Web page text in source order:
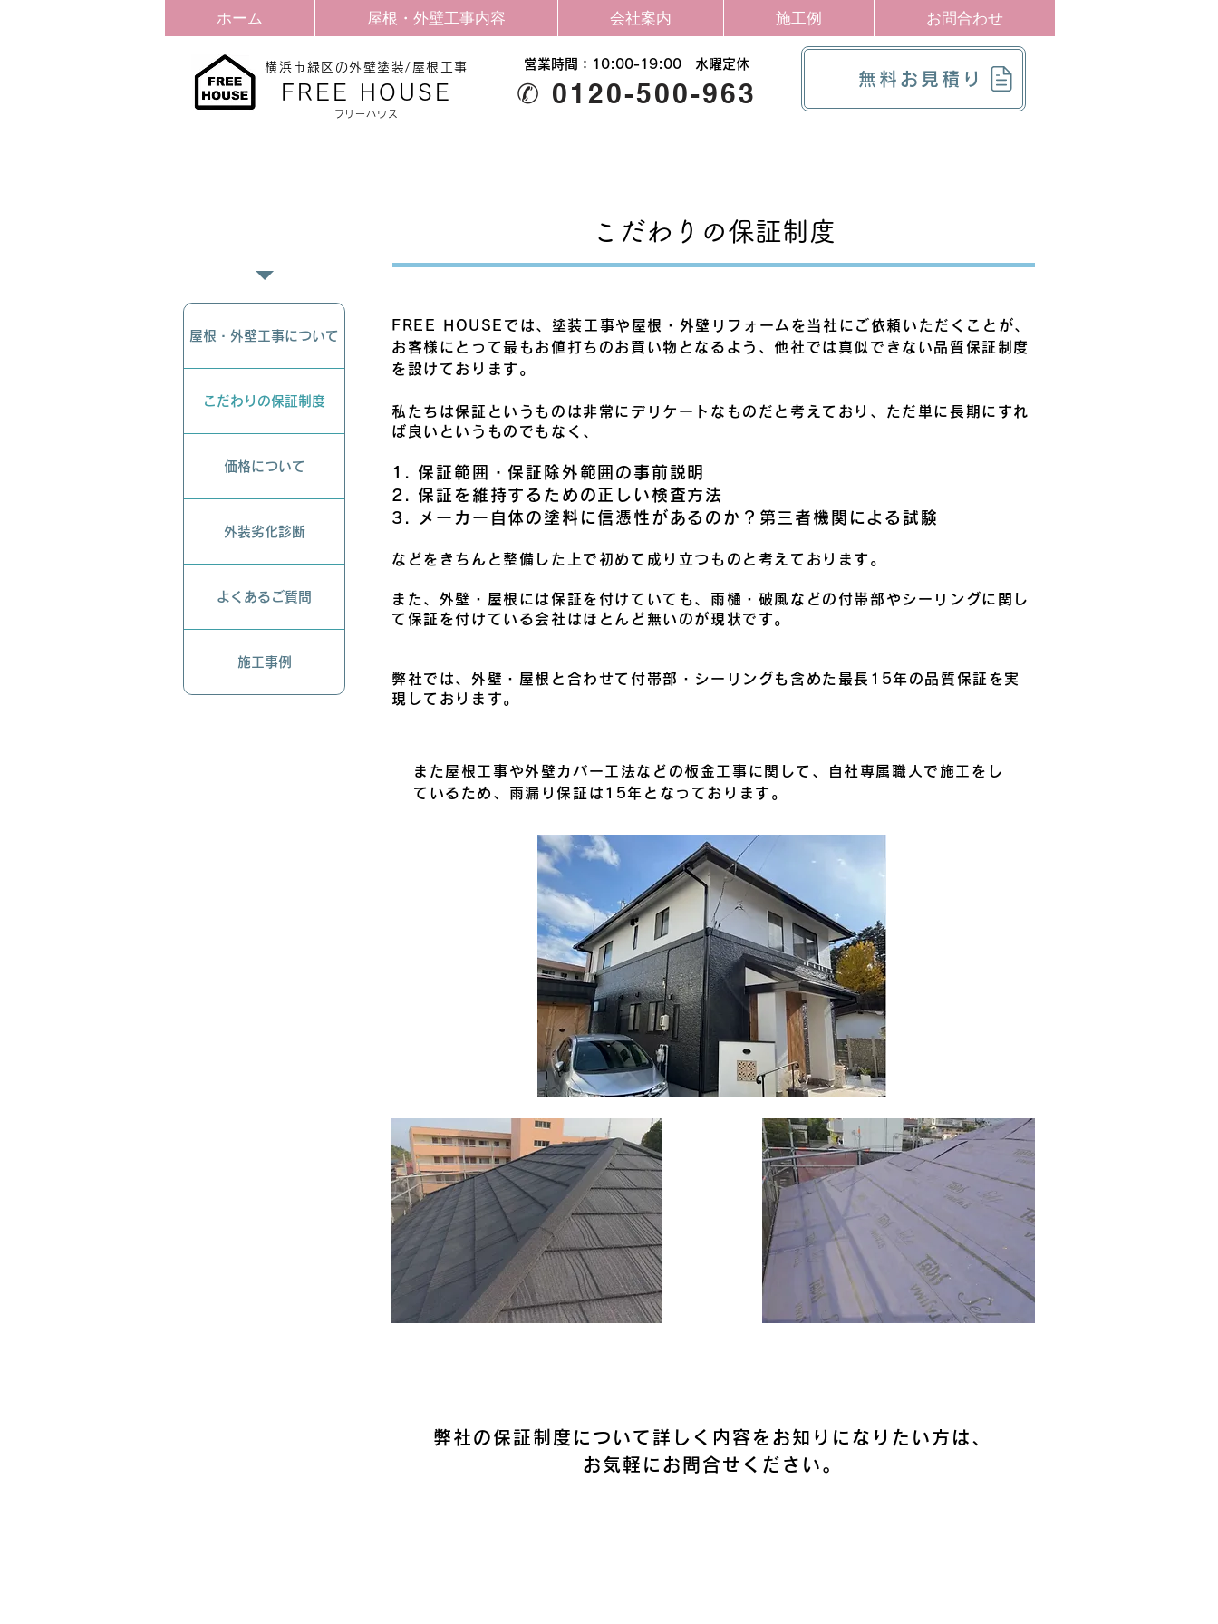
ホーム 屋根・外壁工事内容 会社案内 施工例 お問合わせ
横浜市緑区の外壁塗装/屋根工事
​FREE HOUSE
​フリーハウス
営業時間：10:00-19:00​ 水曜定休
✆ 0120-500-963 無料お見積り
屋根・外壁工事について
こだわりの保証制度
価格について
外装劣化診断
よくあるご質問
施工事例
こだわりの保証制度
FREE HOUSEでは、塗装工事や屋根・外壁リフォームを当社にご依頼いただくことが、
お客様にとって最もお値打ちのお買い物となるよう、他社では真似できない品質保証制度
を設けております。
私たちは保証というものは非常にデリケートなものだと考えており、ただ単に長期にすれ
ば良いというものでもなく、
1. 保証範囲・保証除外範囲の事前説明
2. 保証を維持するための正しい検査方法
3. メーカー自体の塗料に信憑性があるのか？ 第三者機関による試験
などをきちんと整備した上で初めて成り立つものと考えております。
また、外壁・屋根には保証を付けていても、雨樋・破風などの付帯部やシーリングに関し
て保証を付けている会 社はほとんど無いのが現状です。
弊社では、外壁・屋根と合わせて付帯部・シーリングも含めた最長15年の品質保証を実
現しております。
また屋根工事や外壁カバー工法などの板金工事に関して、自社専属職人で施工をし
ているため、雨漏り保証は15年となっております。
弊社の保証制度について詳しく内容をお知りになりたい方は、
お気軽にお問合せください。